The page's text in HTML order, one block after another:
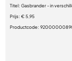
Titel:Gasbrander - in
Prijs:€ 5,95
Productcode: